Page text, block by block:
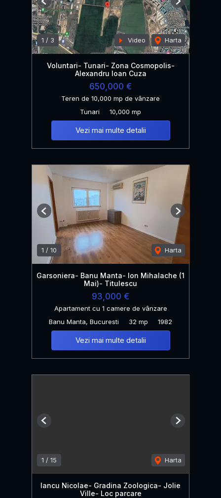
1 / 3 Video Harta
Previous Next
Voluntari- Tunari- Zona Cosmopolis-
Alexandru Ioan Cuza
650,000 €
Teren de 10,000 mp de vânzare
Tunari
10,000 mp
Vezi mai multe detalii
1 / 10 Harta
Previous Next
Garsoniera- Banu Manta- Ion Mihalache (1
Mai)- Titulescu
93,000 €
Apartament cu 1 camere de vânzare
Banu Manta, Bucuresti
32 mp 1982
Vezi mai multe detalii
1 / 15 Harta
Previous Next
Iancu Nicolae- Gradina Zoologica- Jolie
Ville- Loc parcare